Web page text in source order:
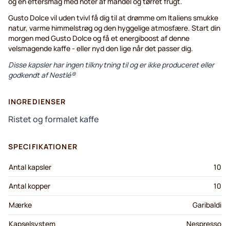
Gusto Dolce vil uden tvivl få dig til at drømme om Italiens smukke
natur, varme himmelstrøg og den hyggelige atmosfære. Start din
morgen med Gusto Dolce og få et energiboost af denne
velsmagende kaffe - eller nyd den lige når det passer dig.
Disse kapsler har ingen tilknytning til og er ikke produceret eller
godkendt af Nestlé®
INGREDIENSER
Ristet og formalet kaffe
SPECIFIKATIONER
Antal kapsler
10
Antal kopper
10
Mærke
Garibaldi
Kapselsystem
Nespresso